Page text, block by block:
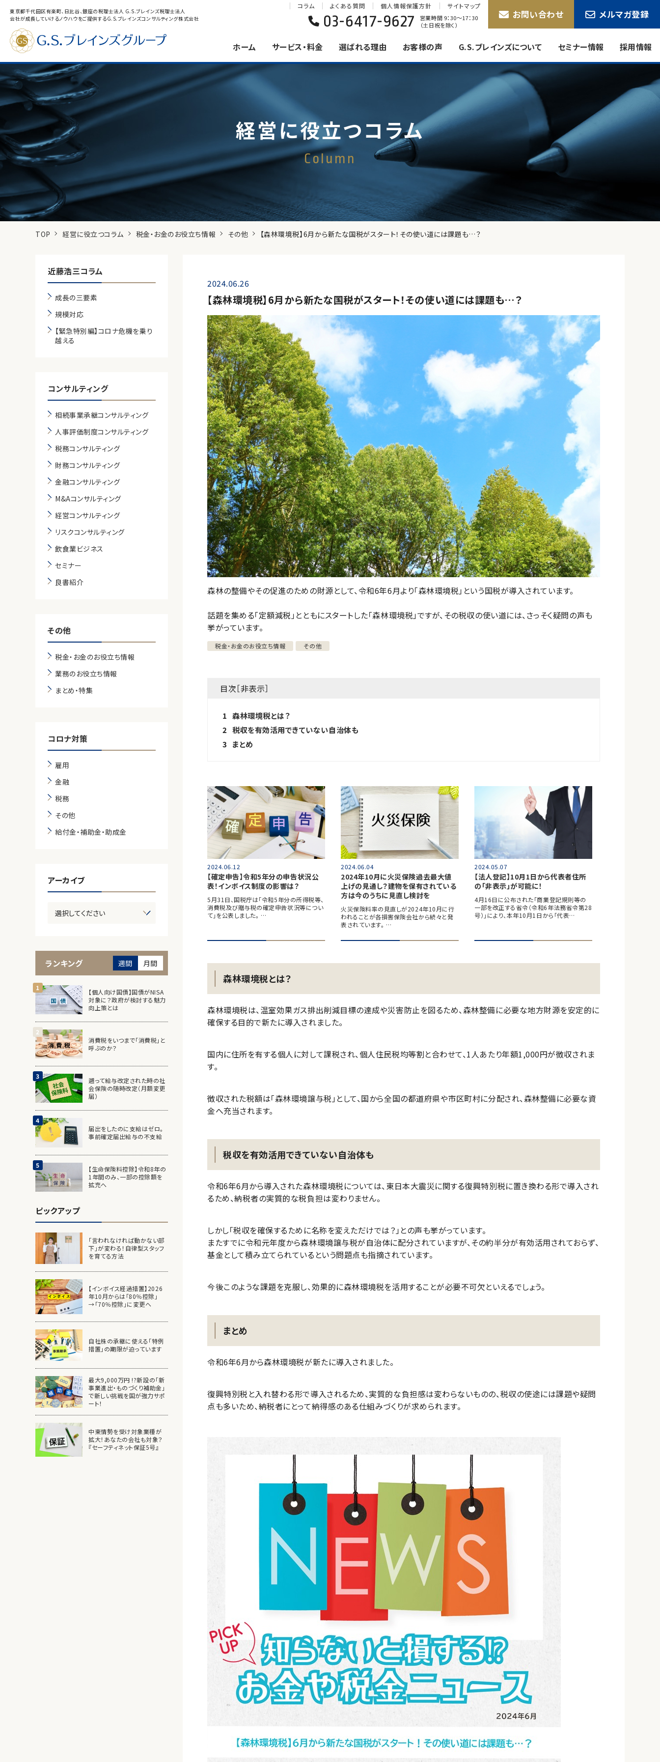
東京都千代田区有楽町、日比谷、銀座の税理士法人 G.S.ブレインズ税理士法人
会社が成長していけるノウハウをご提供するG.S.ブレインズコンサルティング株式会社
ホーム サービス・料金 選ばれる理由 お客様の声 G.S.ブレインズについて セミナー情報 採用情報
コラム よくある質問 個人情報保護方針 サイトマップ
03-6417-9627
営業時間 9：30〜17：30
（土日祝を除く）
お問い合わせ メルマガ登録
経営に役立つコラム
Column
TOP 経営に役立つコラム 税金・お金のお役立ち情報 その他 【森林環境税】6月から新たな国税がスタート！その使い道には課題も…？
2024.06.26
【森林環境税】6月から新たな国税がスタート！その使い道には課題も…？
森林の整備やその促進のための財源として、令和6年6月より「森林環境税」という国税が導入されています。
話題を集める「定額減税」とともにスタートした「森林環境税」ですが、その税収の使い道には、さっそく疑問の声も
挙がっています。
税金・お金のお役立ち情報 その他
目次［非表示］
1 森林環境税とは？
2 税収を有効活用できていない自治体も
3
まとめ
2024.06.12
【確定申告】令和5年分の申告状況公
表！インボイス制度の影響は？
5月31日、国税庁は「令和5年分の所得税等、
消費税及び贈与税の確定申告状況等につい
て」を公表しました。 …
2024.06.04
2024年10月に火災保険過去最大値
上げの見通し？建物を保有されている
方は今のうちに見直し検討を
火災保険料率の見直しが2024年10月に行
われることが各損害保険会社から続々と発
表されています。 …
2024.05.07
【法人登記】10月1日から代表者住所
の「非表示」が可能に！
4月16日に公布された「商業登記規則等の
一部を改正する省令（令和6年法務省令第28
号）」により、本年10月1日から「代表…
森林環境税とは？
森林環境税は、温室効果ガス排出削減目標の達成や災害防止を図るため、森林整備に必要な地方財源を安定的に
確保する目的で新たに導入されました。
国内に住所を有する個人に対して課税され、個人住民税均等割と合わせて、1人あたり年額1,000円が徴収されま
す。
徴収された税額は「森林環境譲与税」として、国から全国の都道府県や市区町村に分配され、森林整備に必要な資
金へ充当されます。
税収を有効活用できていない自治体も
令和6年6月から導入された森林環境税については、東日本大震災に関する復興特別税に置き換わる形で導入され
るため、納税者の実質的な税負担は変わりません。
しかし「税収を確保するために名称を変えただけでは？」との声も挙がっています。
またすでに令和元年度から森林環境譲与税が自治体に配分されていますが、その約半分が有効活用されておらず、
基金として積み立てられているという問題点も指摘されています。
今後このような課題を克服し、効果的に森林環境税を活用することが必要不可欠といえるでしょう。
まとめ
令和6年6月から森林環境税が新たに導入されました。
復興特別税と入れ替わる形で導入されるため、実質的な負担感は変わらないものの、税収の使途には課題や疑問
点も多いため、納税者にとって納得感のある仕組みづくりが求められます。
近藤浩三コラム
成長の三要素
規模対応
【緊急特別編】コロナ危機を乗り
越える
コンサルティング
相続事業承継コンサルティング
人事評価制度コンサルティング
税務コンサルティング
財務コンサルティング
金融コンサルティング
M&Aコンサルティング
経営コンサルティング
リスクコンサルティング
飲食業ビジネス
セミナー
良書紹介
その他
税金・お金のお役立ち情報
業務のお役立ち情報
まとめ・特集
コロナ対策
雇用
金融
税務
その他
給付金・補助金・助成金
アーカイブ
ランキング 週間 月間
【個人向け国債】国債がNISA
対象に？政府が検討する魅力
向上策とは
消費税をいつまで「消費税」と
呼ぶのか？
遡って給与改定された時の社
会保険の随時改定（月額変更
届）
届出をしたのに支給はゼロ。
事前確定届出給与の不支給
【生命保険料控除】令和8年の
1年間のみ、一部の控除額を
拡充へ
ピックアップ
「言われなければ動かない部
下」が変わる！自律型スタッフ
を育てる方法
【インボイス経過措置】2026
年10月からは「80％控除」
→「70％控除」に変更へ
自社株の承継に使える「特例
措置」の期限が迫っています
最大9,000万円 !?新設の「新
事業進出・ものづくり補助金」
で新しい挑戦を国が強力サポ
ート！
中東情勢を受け対象業種が
拡大！あなたの会社も対象？
『セーフティネット保証5号』